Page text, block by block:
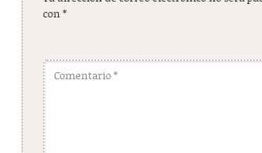
con *
Comentario *